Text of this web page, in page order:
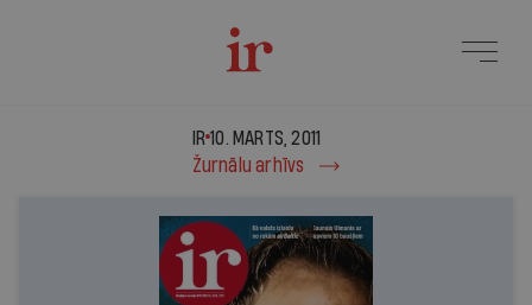
IR - 10. marts, 2011
IR 10. MARTS, 2011
Žurnālu arhīvs